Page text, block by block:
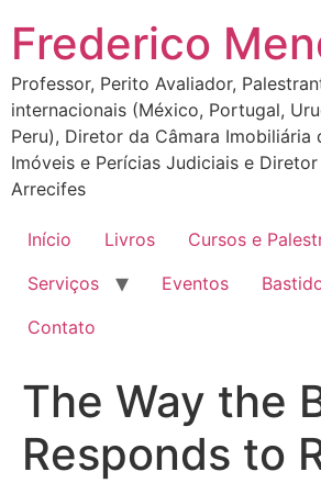
para
conteúdo
Frederico
Professor, Perito Avaliador,
internacionais (México, Portugal,
Peru), Diretor da Câmara Imobiliária
Imóveis e Perícias Judiciais e
Arrecifes
Início Livros
Cursos e
Serviços
Eventos
Contato
The Way the
Responds to